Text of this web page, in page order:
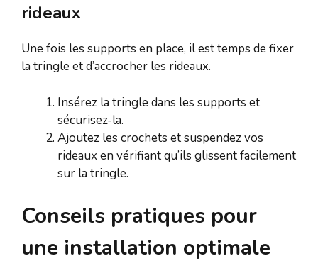
rideaux
Une fois les supports en place, il est temps de fixer
la tringle et d’accrocher les rideaux.
Insérez la tringle dans les supports et
sécurisez-la.
Ajoutez les crochets et suspendez vos
rideaux en vérifiant qu’ils glissent facilement
sur la tringle.
Conseils pratiques pour
une installation optimale